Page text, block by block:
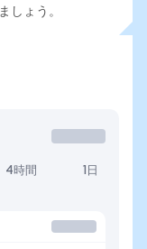
しょう。
4時間 1日